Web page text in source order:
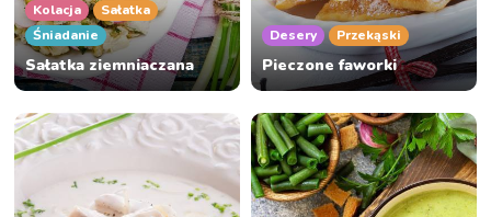
Kolacja
Sałatka
Śniadanie
Sałatka ziemniaczana
Desery Przekąski
Pieczone faworki